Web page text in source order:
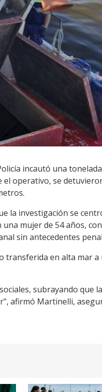
incautó una
el operativo, se
la investigación se
mujer de 54 años, con
sin antecedentes
transferida en alta mar a
subrayando que la
afirmó Martinelli,